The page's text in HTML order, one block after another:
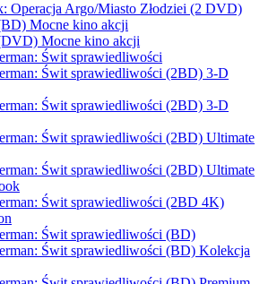
Operacja Argo/Miasto Złodziei (2 DVD)
Mocne kino akcji
Mocne kino akcji
Świt sprawiedliwości
Świt sprawiedliwości (2BD) 3-D
Świt sprawiedliwości (2BD) 3-D
Świt sprawiedliwości (2BD) Ultimate
Świt sprawiedliwości (2BD) Ultimate
Świt sprawiedliwości (2BD 4K)
Świt sprawiedliwości (BD)
Świt sprawiedliwości (BD) Kolekcja